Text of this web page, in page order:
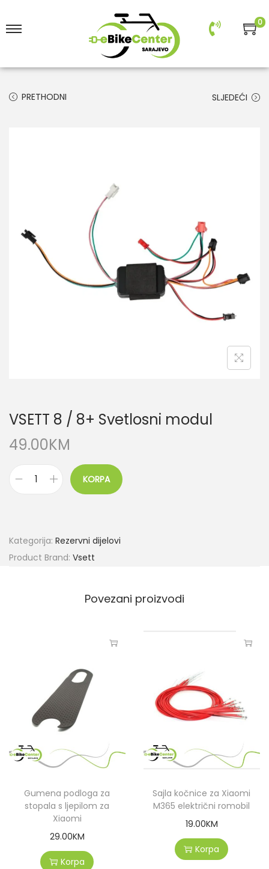
0
PRETHODNI SLJEDEĆI
VSETT 8 / 8+ Svetlosni modul
49.00KM
KORPA
Kategorija: Rezervni dijelovi
Product Brand: Vsett
Povezani proizvodi
Gumena podloga za
stopala s ljepilom za
Xiaomi
29.00KM
Korpa
Sajla kočnice za Xiaomi
M365 električni romobil
19.00KM
Korpa